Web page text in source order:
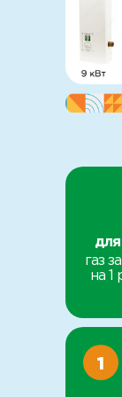
газ
на 1
1